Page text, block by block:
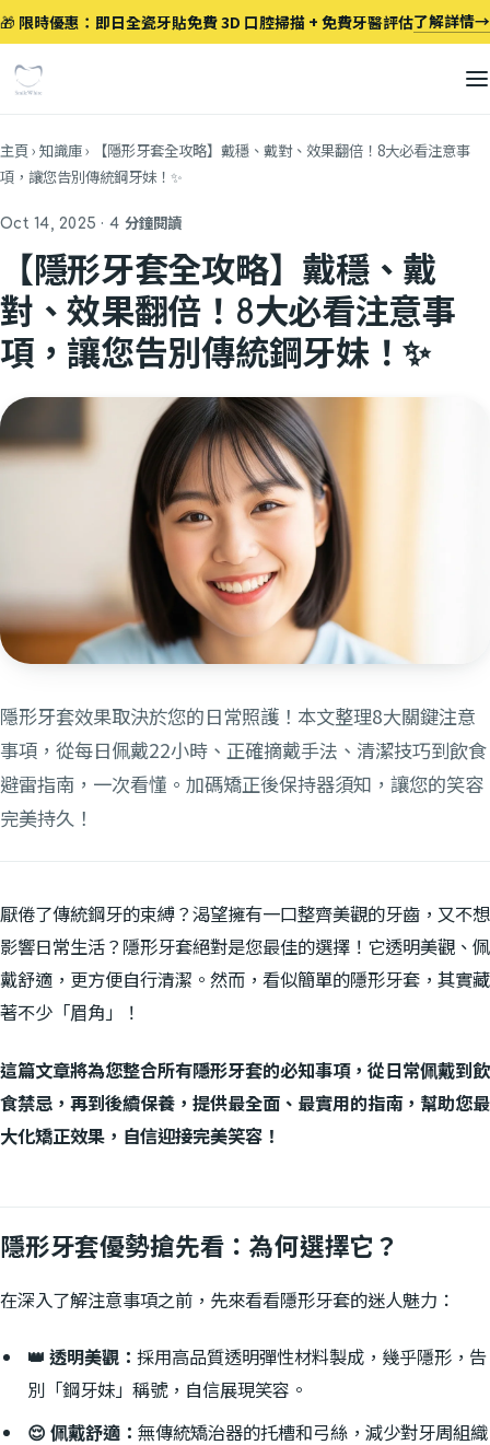
跳至主要內容
🎁 限時優惠：即日全瓷牙貼免費 3D 口腔掃描 + 免費牙醫評估了解詳情→
主頁› 知識庫›
【隱形牙套全攻略】戴穩、戴對、效果翻倍！8大必看注意事
項，讓您告別傳統鋼牙妹！✨
Oct 14, 2025 · 4 分鐘閱讀
【隱形牙套全攻略】戴穩、戴
對、效果翻倍！8大必看注意事
項，讓您告別傳統鋼牙妹！✨
隱形牙套效果取決於您的日常照護！本文整理8大關鍵注意
事項，從每日佩戴22小時、正確摘戴手法、清潔技巧到飲食
避雷指南，一次看懂。加碼矯正後保持器須知，讓您的笑容
完美持久！
厭倦了傳統鋼牙的束縛？渴望擁有一口整齊美觀的牙齒，又不想
影響日常生活？隱形牙套絕對是您最佳的選擇！它透明美觀、佩
戴舒適，更方便自行清潔。然而，看似簡單的隱形牙套，其實藏
著不少「眉角」！
這篇文章將為您整合所有隱形牙套的必知事項，從日常佩戴到飲
食禁忌，再到後續保養，提供最全面、最實用的指南，幫助您最
大化矯正效果，自信迎接完美笑容！
隱形牙套優勢搶先看：為何選擇它？
在深入了解注意事項之前，先來看看隱形牙套的迷人魅力：
👑 透明美觀：採用高品質透明彈性材料製成，幾乎隱形，告
別「鋼牙妹」稱號，自信展現笑容。
😌 佩戴舒適：無傳統矯治器的托槽和弓絲，減少對牙周組織